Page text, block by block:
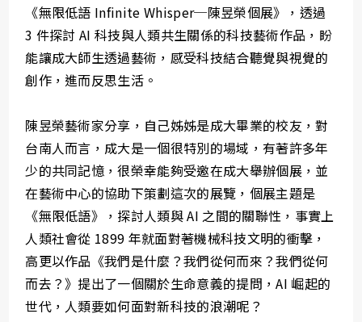
《無限低語 Infinite Whisper─陳昱榮個展》，透過
3 件探討 AI 科技與人類共生關係的科技藝術作品，盼
能讓成大師生透過藝術，感受科技結合聽覺與視覺的
創作，進而反思生活。
陳昱榮藝術家分享，自己姊姊是成大畢業的校友，對
台南人而言，成大是一個很特別的場域，有著許多年
少的共同記憶，很榮幸能夠受邀在成大舉辦個展，並
在藝術中心的協助下策劃這次的展覽，個展主題是
《無限低語》，探討人類與 AI 之間的關聯性，事實上
人類社會從 1899 年就面對著機械科技文明的衝擊，
高更以作品《我們是什麼？我們從何而來？我們從何
而去？》提出了一個關於生命意義的提問，AI 崛起的
世代，人類要如何面對新科技的浪潮呢？